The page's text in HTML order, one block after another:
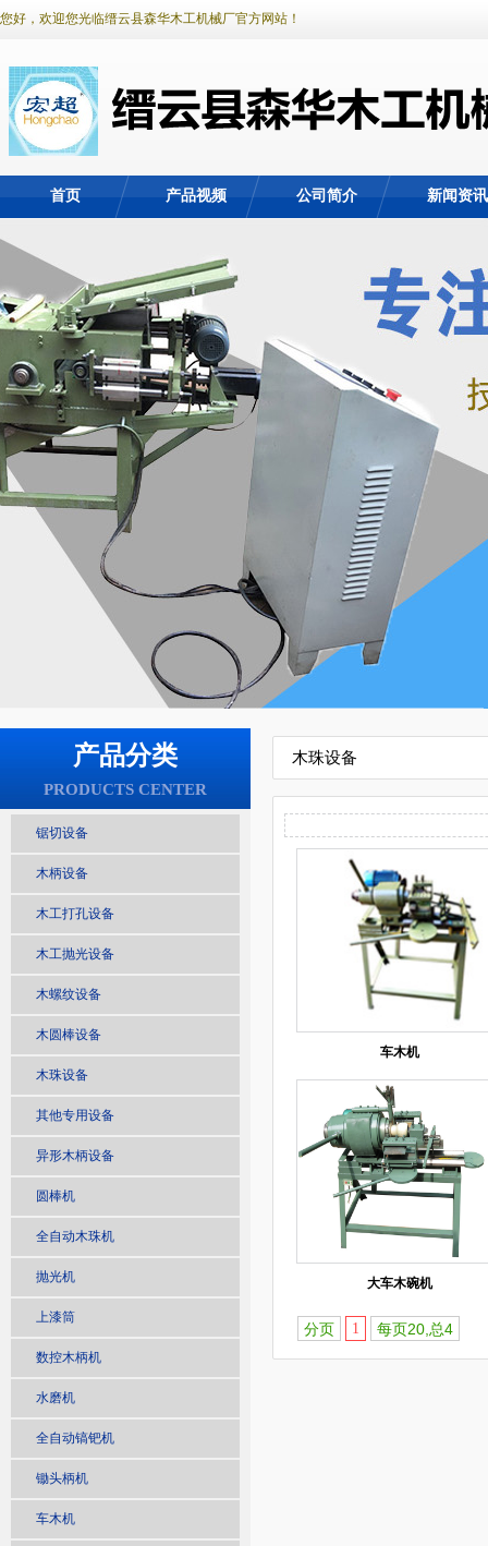
您好，欢迎您光临缙云县森华木工机械厂官方网站！
首页 产品视频 公司简介 新闻资讯
产品分类
PRODUCTS CENTER
锯切设备
木柄设备
木工打孔设备
木工抛光设备
木螺纹设备
木圆棒设备
木珠设备
其他专用设备
异形木柄设备
圆棒机
全自动木珠机
抛光机
上漆筒
数控木柄机
水磨机
全自动镐钯机
锄头柄机
车木机
木珠设备
车木机
大车木碗机
分页 1 每页20,总4